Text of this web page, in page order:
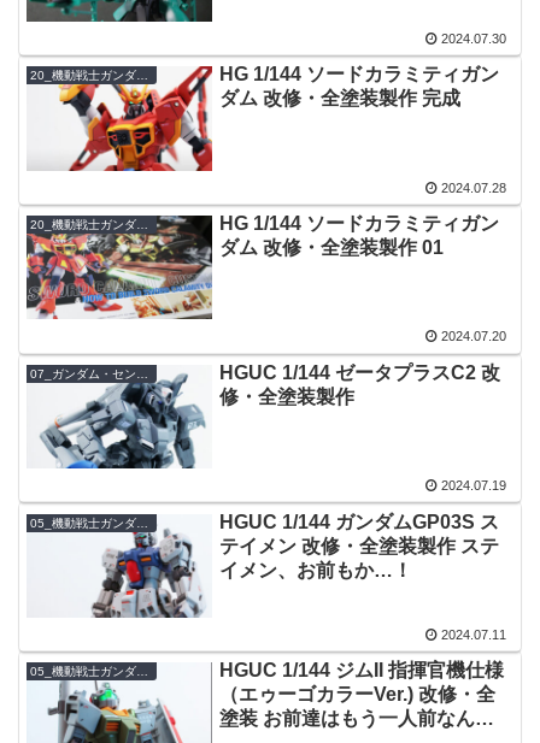
2024.07.30
20_機動戦士ガンダムSEEDシリーズ
HG 1/144 ソードカラミティガン
ダム 改修・全塗装製作 完成
2024.07.28
HG 1/144 ソードカラミティガン
ダム 改修・全塗装製作 01
2024.07.20
HGUC 1/144 ゼータプラスC2 改
修・全塗装製作
2024.07.19
HGUC 1/144 ガンダムGP03S ス
テイメン 改修・全塗装製作 ステ
イメン、お前もか…！
2024.07.11
05_機動戦士ガンダム0083 STARDUST MEMORY
HGUC 1/144 ジムII 指揮官機仕様
（エゥーゴカラーVer.) 改修・全
塗装 お前達はもう一人前なん